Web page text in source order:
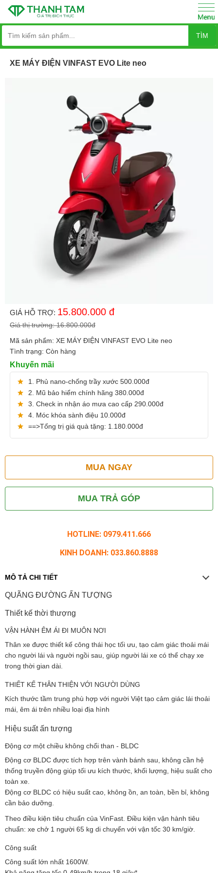
TÌM
XE MÁY ĐIỆN VINFAST EVO Lite neo
GIÁ HỖ TRỢ: 15.800.000 đ
Giá thị trường:16.800.000đ
Mã sản phẩm: XE MÁY ĐIỆN VINFAST EVO Lite neo
Tình trạng: Còn hàng
Khuyến mãi
1. Phủ nano-chống trầy xước 500.000đ
2. Mũ bảo hiểm chính hãng 380.000đ
3. Check in nhận áo mưa cao cấp 290.000đ
4. Móc khóa sành điệu 10.000đ
==>Tổng trị giá quà tặng: 1.180.000đ
MUA NGAY
MUA TRẢ GÓP
HOTLINE: 0979.411.666
KINH DOANH: 033.860.8888
MÔ TẢ CHI TIẾT
QUÃNG ĐƯỜNG ẤN TƯỢNG
Thiết kế thời thượng
VẬN HÀNH ÊM ÁI ĐI MUÔN NƠI
Thân xe được thiết kế công thái học tối ưu, tạo cảm giác thoải mái
cho người lái và người ngồi sau, giúp người lái xe có thể chạy xe
trong thời gian dài.
THIẾT KẾ THÂN THIỆN VỚI NGƯỜI DÙNG
Kích thước tầm trung phù hợp với người Việt tạo cảm giác lái thoải
mái, êm ái trên nhiều loại địa hình
Hiệu suất ấn tượng
Động cơ một chiều không chổi than - BLDC
Động cơ BLDC được tích hợp trên vành bánh sau, không cần hệ
thống truyền động giúp tối ưu kích thước, khối lượng, hiệu suất cho
toàn xe.
Động cơ BLDC có hiệu suất cao, không ồn, an toàn, bền bỉ, không
cần bảo dưỡng.
Theo điều kiện tiêu chuẩn của VinFast. Điều kiện vận hành tiêu
chuẩn: xe chở 1 người 65 kg di chuyển với vận tốc 30 km/giờ.
Công suất
Công suất lớn nhất 1600W.